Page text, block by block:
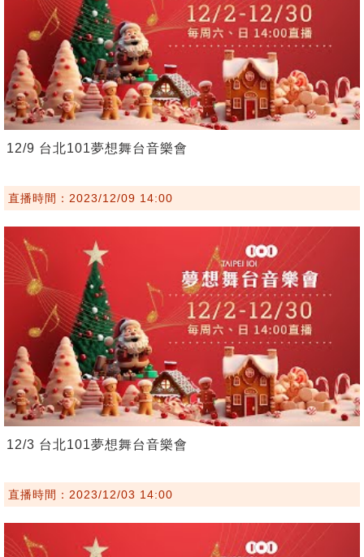
12/9 台北101夢想舞台音樂會
直播時間：2023/12/09 14:00
12/3 台北101夢想舞台音樂會
直播時間：2023/12/03 14:00